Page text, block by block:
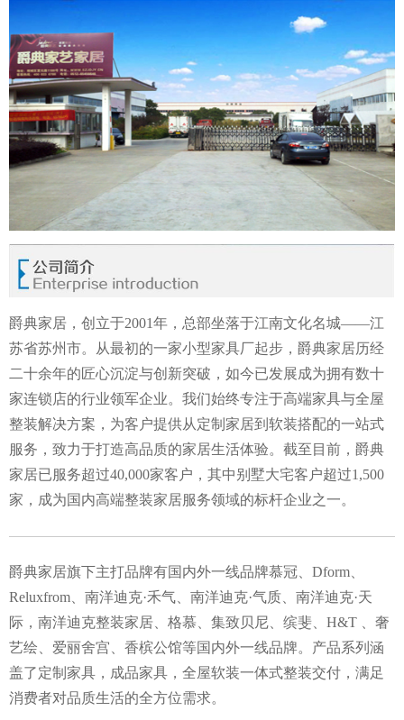
爵典家居，创立于2001年，总部坐落于江南文化名城——江
苏省苏州市。从最初的一家小型家具厂起步，爵典家居历经
二十余年的匠心沉淀与创新突破，如今已发展成为拥有数十
家连锁店的行业领军企业。我们始终专注于高端家具与全屋
整装解决方案，为客户提供从定制家居到软装搭配的一站式
服务，致力于打造高品质的家居生活体验。截至目前，爵典
家居已服务超过40,000家客户，其中别墅大宅客户超过1,500
家，成为国内高端整装家居服务领域的标杆企业之一。
爵典家居旗下主打品牌有国内外一线品牌慕冠、Dform、
Reluxfrom、南洋迪克·禾气、南洋迪克·气质、南洋迪克·天
际，南洋迪克整装家居、格慕、集致贝尼、缤斐、H&T 、奢
艺绘、爱丽舍宫、香槟公馆等国内外一线品牌。产品系列涵
盖了定制家具，成品家具，全屋软装一体式整装交付，满足
消费者对品质生活的全方位需求。